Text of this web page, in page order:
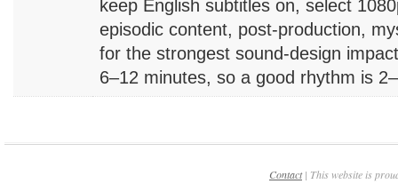
keep English subtitles on, select
episodic content, post-production,
for the strongest sound-design
6–12 minutes, so a good rhythm is
Contact| This website is